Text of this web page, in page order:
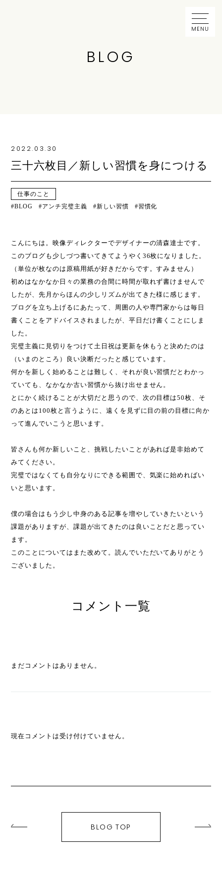
MENU
BLOG
2022.03.30
三十六枚目／新しい習慣を身につける
仕事のこと
BLOG
アンチ完璧主義 新しい習慣 習慣化
こんにちは。映像ディレクターでデザイナーの清森達士です。
このブログも少しづつ書いてきてようやく36枚になりました。
（単位が枚なのは原稿用紙が好きだからです。すみません）
初めはなかなか日々の業務の合間に時間が取れず書けませんで
したが、先月からほんの少しリズムが出てきた様に感じます。
ブログを立ち上げるにあたって、周囲の人や専門家からは毎日
書くことをアドバイスされましたが、平日だけ書くことにしま
した。
完璧主義に見切りをつけて土日祝は更新を休もうと決めたのは
（いまのところ）良い決断だったと感じています。
何かを新しく始めることは難しく、それが良い習慣だとわかっ
ていても、なかなか古い習慣から抜け出せません。
とにかく続けることが大切だと思うので、次の目標は50枚、そ
のあとは100枚と言うように、遠くを見ずに目の前の目標に向か
って進んでいこうと思います。
皆さんも何か新しいこと、挑戦したいことがあれば是非始めて
みてください。
完璧ではなくても自分なりにできる範囲で、気楽に始めればい
いと思います。
僕の場合はもう少し中身のある記事を増やしていきたいという
課題がありますが、課題が出てきたのは良いことだと思ってい
ます。
このことについてはまた改めて。読んでいただいてありがとう
ございました。
コメント一覧
まだコメントはありません。
現在コメントは受け付けていません。
BLOG TOP